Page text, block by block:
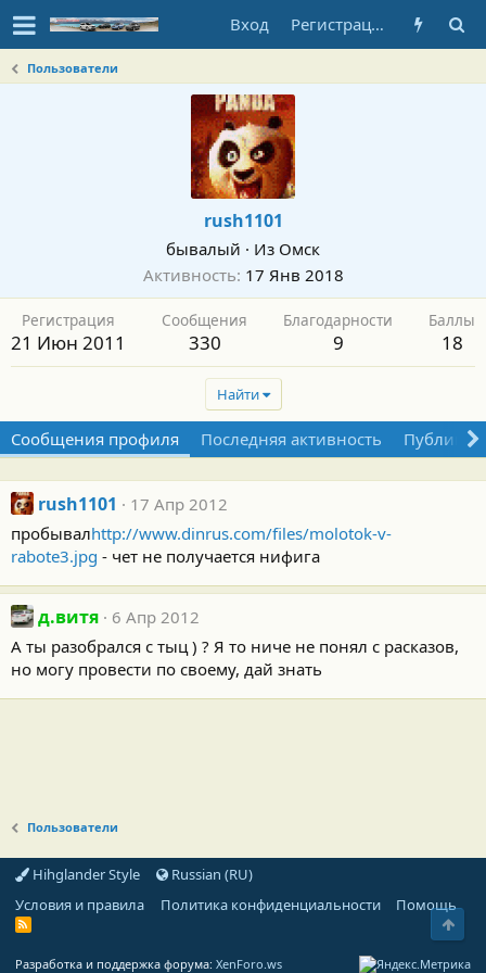
Вход Регистрация
Пользователи
rush1101
бывалый · Из Омск
Активность 17 Янв 2018
Регистрация
21 Июн 2011
Сообщения
330
Благодарности
9
Баллы
18
Найти
Сообщения профиля Последняя активность
rush1101
17 Апр 2012
пробывалhttp://www.dinrus.com/files/molotok-v-
rabote3.jpg - чет не получается нифига
д.витя
6 Апр 2012
A ты разобрался с тыц ) ? Я то ниче не понял с расказов,
но могу провести по своему, дай знать
Пользователи
Hihglander Style
Russian (RU)
Условия и правила
Политика конфиденциальности Помощь
R
Разработка и поддержка форума: XenForo.ws